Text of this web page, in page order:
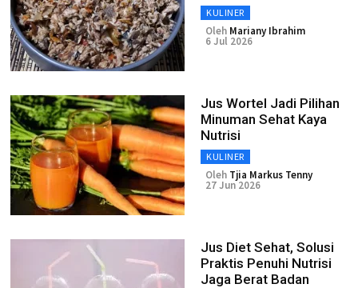
KULINER
Oleh Mariany Ibrahim
6 Jul 2026
Jus Wortel Jadi Pilihan
Minuman Sehat Kaya
Nutrisi
KULINER
Oleh Tjia Markus Tenny
27 Jun 2026
Jus Diet Sehat, Solusi
Praktis Penuhi Nutrisi
Jaga Berat Badan